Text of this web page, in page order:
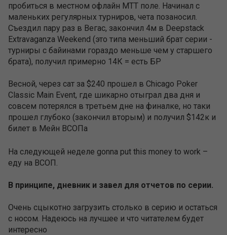
пробиться в местном офлайн МТТ поле. Начинал с
маленьких регулярных турниров, чета позаносил.
Съездил пару раз в Вегас, закончил 4м в Deepstack
Extravaganza Weekend (это типа меньший брат серии -
турниры с байинами гораздо меньше чем у старшего
брата), получил примерно 14К = есть БР
Весной, через сат за $240 прошел в Chicago Poker
Classic Main Event, где шикарно отыграл два дня и
совсем потерялся в третьем дне на финалке, но таки
прошел глубоко (закончил вторым) и получил $142к и
билет в Мейн ВСОПа
На следующей неделе gonna put this money to work –
еду на ВСОП.
В принципе, дневник и завел для отчетов по серии.
Очень сцыкотно загрузить столько в серию и остаться
с носом. Надеюсь на лучшее и что читателем будет
интересно